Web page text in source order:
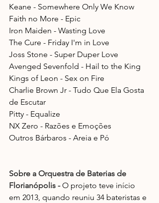
Keane - Somewhere Only We Know
Faith no More - Epic
Iron Maiden - Wasting Love
The Cure - Friday I'm in Love
Joss Stone - Super Duper Love
Avenged Sevenfold - Hail to the King
Kings of Leon - Sex on Fire
Charlie Brown Jr - Tudo Que Ela Gosta
de Escutar
Pitty - Equalize
NX Zero - Razões e Emoções
Outros Bárbaros - Areia e Pó
Sobre a Orquestra de Baterias de
Florianópolis - O projeto teve início
em 2013, quando reuniu 34 bateristas e